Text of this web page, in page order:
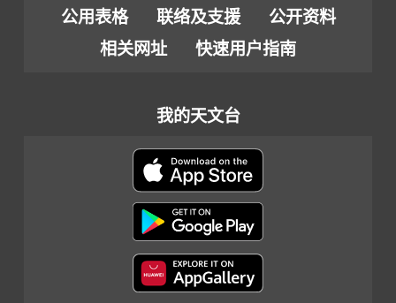
公用表格 联络及支援
公开资料
相关网址
快速用户指南
我的天文台